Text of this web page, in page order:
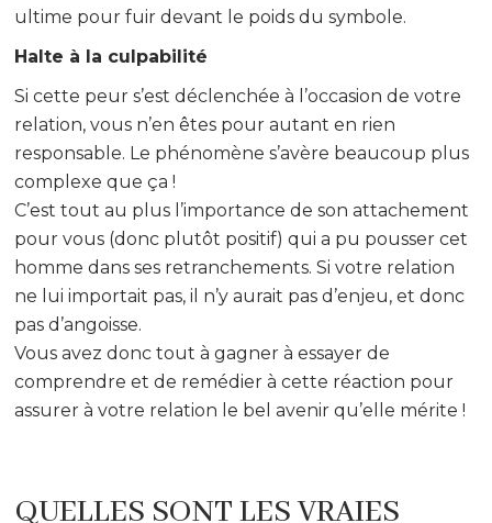
ultime pour fuir devant le poids du symbole.
Halte à la culpabilité
Si cette peur s’est déclenchée à l’occasion de votre
relation, vous n’en êtes pour autant en rien
responsable. Le phénomène s’avère beaucoup plus
complexe que ça !
C’est tout au plus l’importance de son attachement
pour vous (donc plutôt positif) qui a pu pousser cet
homme dans ses retranchements. Si votre relation
ne lui importait pas, il n’y aurait pas d’enjeu, et donc
pas d’angoisse.
Vous avez donc tout à gagner à essayer de
comprendre et de remédier à cette réaction pour
assurer à votre relation le bel avenir qu’elle mérite !
QUELLES SONT LES VRAIES